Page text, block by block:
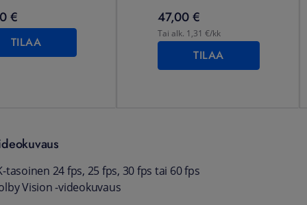
€
TILAA
47,00 €
Tai alk. 1,31 €/kk
TILAA
tasoinen 24 fps, 25 fps, 30 fps tai 60 fps
Vision -video­kuvaus